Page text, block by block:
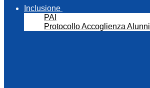
Inclusione
PAI
Protocollo Accoglienza Alunni